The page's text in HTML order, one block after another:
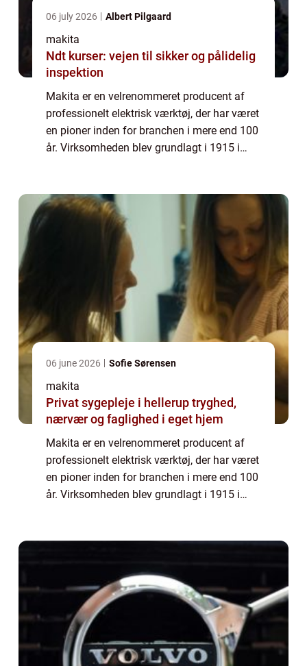
06 july 2026 Albert Pilgaard
makita
Ndt kurser: vejen til sikker og pålidelig
inspektion
Makita er en velrenommeret producent af
professionelt elektrisk værktøj, der har været
en pioner inden for branchen i mere end 100
år. Virksomheden blev grundlagt i 1915 i
06 june 2026 Sofie Sørensen
makita
Privat sygepleje i hellerup tryghed,
nærvær og faglighed i eget hjem
Makita er en velrenommeret producent af
professionelt elektrisk værktøj, der har været
en pioner inden for branchen i mere end 100
år. Virksomheden blev grundlagt i 1915 i